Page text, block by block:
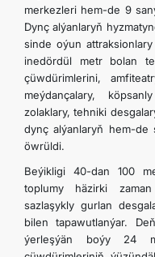
merkezleri hem-de 9
Dynç alýanlaryň
sinde oýun
inedördül metr bolan
çüwdürimlerini,
meýdançalary,
zolaklary, tehniki
dynç alýanlaryň hem-de
öwrüldi.
Beýikligi 40-dan 100
toplumy häzirki
sazlaşykly gurlan
bilen tapawutlanýar.
ýerleşýän boýy 24